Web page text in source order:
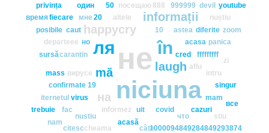
не
niciuna
în
ля
happycry
informații
laugh
mă
на
10
19
20 altele
astea
covid
cred
informez
nustiu
uit
virus
вирусе
мне
но
один посещаю
что
1000094849284849293874
50 888 999999
acasa
acasă
aflu
carantin
caut
cazuri
cheama
citesc
confirmate
câte
departeee
devil
diferite
fac
fffffffff
fiecare
intru
iternetul mam
mass
nam
nuștiu
panica
posibile
privința
singur
stiu
sursă
trebuie
youtube
zi
zoom
время
все